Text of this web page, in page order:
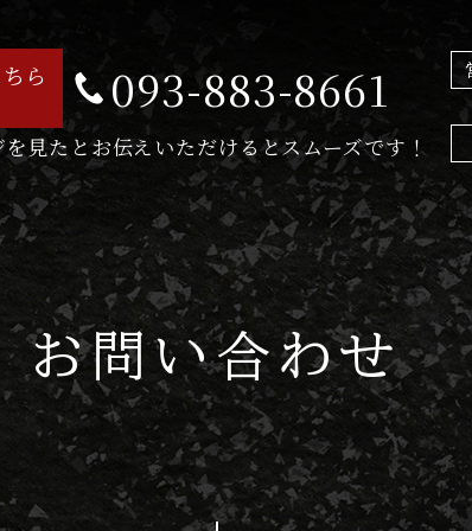
ら 093-883-8661
見たとお伝えいただけるとスムーズです！
お問い合わせ